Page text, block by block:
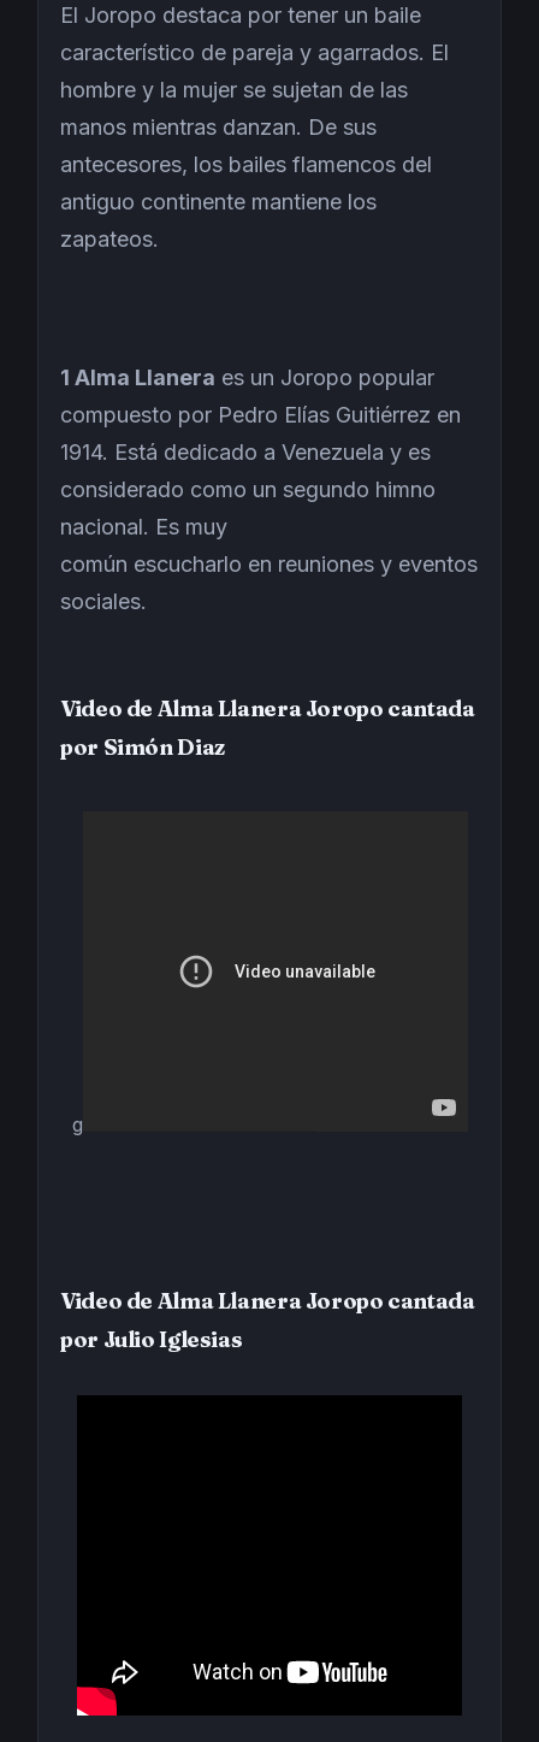
El Joropo destaca por tener un baile
característico de pareja y agarrados. El
hombre y la mujer se sujetan de las
manos mientras danzan. De sus
antecesores, los bailes flamencos del
antiguo continente mantiene los
zapateos.
1 Alma Llanera es un Joropo popular
compuesto por Pedro Elías Guitiérrez en
1914. Está dedicado a Venezuela y es
considerado como un segundo himno
nacional. Es muy
común escucharlo en reuniones y eventos
sociales.
Video de Alma Llanera Joropo cantada
por Simón Diaz
g
Video de Alma Llanera Joropo cantada
por Julio Iglesias